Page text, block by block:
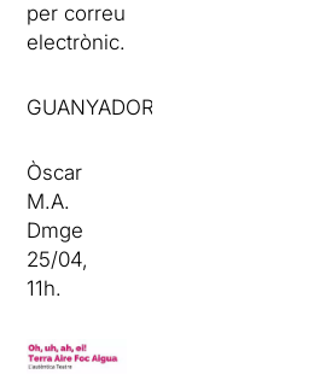
per correu
electrònic.
GUANYADOR:
Òscar
M.A.
Dmge
25/04,
11h.